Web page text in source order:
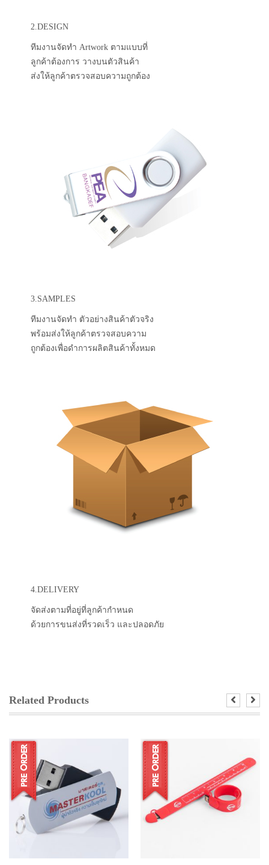
2.DESIGN
ทีมงานจัดทำ Artwork ตามแบบที่
ลูกค้าต้องการ วางบนตัวสินค้า
ส่งให้ลูกค้าตรวจสอบความถูกต้อง
3.SAMPLES
ทีมงานจัดทำ ตัวอย่างสินค้าตัวจริง
พร้อมส่งให้ลูกค้าตรวจสอบความ
ถูกต้องเพื่อดำการผลิตสินค้าทั้งหมด
4.DELIVERY
จัดส่งตามที่อยู่ที่ลูกค้ากำหนด
ด้วยการขนส่งที่รวดเร็ว และปลอดภัย
Related Products